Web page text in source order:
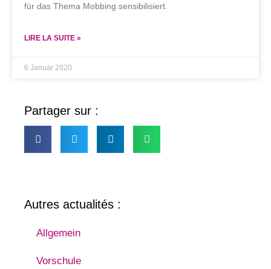
für das Thema Mobbing sensibilisiert.
LIRE LA SUITE »
6 Januar 2020
Partager sur :
Autres actualités :
Allgemein
Vorschule